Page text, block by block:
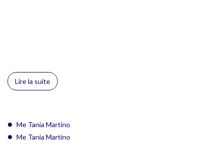
Lire la suite
Me Tania Martino
Me Tania Martino